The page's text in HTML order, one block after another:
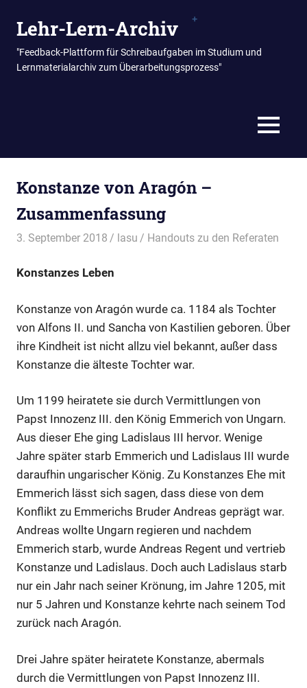
InhaltLehr-Lern-Archiv
"Feedback-Plattform für Schreibaufgaben im Studium und
Lernmaterialarchiv zum Überarbeitungsprozess"
MENÜ
Konstanze von Aragón –
Zusammenfassung
3. September 2018 lasu Handouts zu den Referaten
Konstanzes Leben
Konstanze von Aragón wurde ca. 1184 als Tochter
von Alfons II. und Sancha von Kastilien geboren. Über
ihre Kindheit ist nicht allzu viel bekannt, außer dass
Konstanze die älteste Tochter war.
Um 1199 heiratete sie durch Vermittlungen von
Papst Innozenz III. den König Emmerich von Ungarn.
Aus dieser Ehe ging Ladislaus III hervor. Wenige
Jahre später starb Emmerich und Ladislaus III wurde
daraufhin ungarischer König. Zu Konstanzes Ehe mit
Emmerich lässt sich sagen, dass diese von dem
Konflikt zu Emmerichs Bruder Andreas geprägt war.
Andreas wollte Ungarn regieren und nachdem
Emmerich starb, wurde Andreas Regent und vertrieb
Konstanze und Ladislaus. Doch auch Ladislaus starb
nur ein Jahr nach seiner Krönung, im Jahre 1205, mit
nur 5 Jahren und Konstanze kehrte nach seinem Tod
zurück nach Aragón.
Drei Jahre später heiratete Konstanze, abermals
durch die Vermittlungen von Papst Innozenz III.